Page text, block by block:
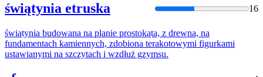
świątynia etruska 16
świątynia budowana na planie prostokąta, z drewna, na
fundamentach kamiennych, zdobiona terakotowymi figurkami
ustawianymi na szczytach i wzdłuż gzymsu.